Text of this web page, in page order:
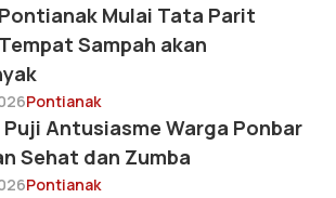
Mulai Tata Parit
Sampah akan
Pontianak
Puji Antusiasme Warga Ponbar
Sehat dan Zumba
Pontianak